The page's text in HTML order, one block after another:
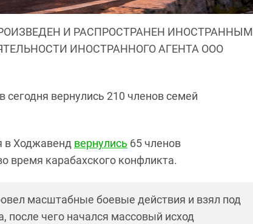
И РАСПРОСТРАНЕН ИНОСТРАННЫМ
ИНОСТРАННОГО АГЕНТА ООО
вернулись 210 членов семей
в Ходжавенд вернулись 65 членов
время карабахского конфликта.
масштабные боевые действия и взял под
после чего начался массовый исход